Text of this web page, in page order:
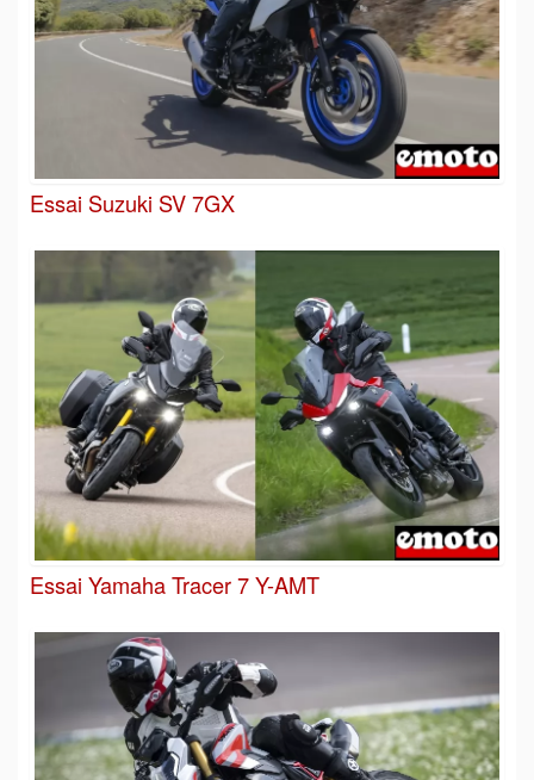
Essai Suzuki SV 7GX
Essai Yamaha Tracer 7 Y-AMT